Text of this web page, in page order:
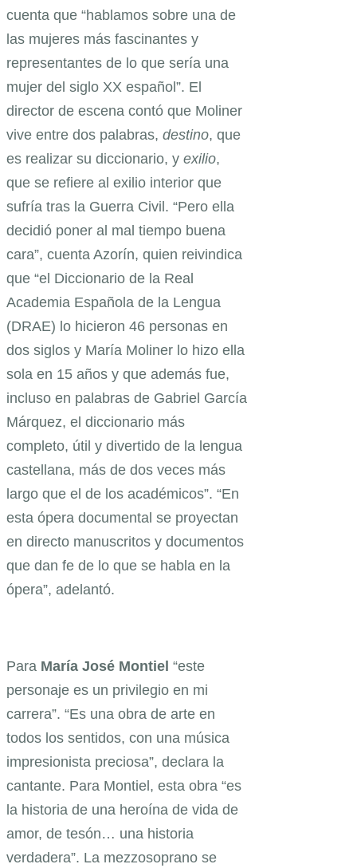
cuenta que “hablamos sobre una de
las mujeres más fascinantes y
representantes de lo que sería una
mujer del siglo XX español”. El
director de escena contó que Moliner
vive entre dos palabras, destino, que
es realizar su diccionario, y exilio,
que se refiere al exilio interior que
sufría tras la Guerra Civil. “Pero ella
decidió poner al mal tiempo buena
cara”, cuenta Azorín, quien reivindica
que “el Diccionario de la Real
Academia Española de la Lengua
(DRAE) lo hicieron 46 personas en
dos siglos y María Moliner lo hizo ella
sola en 15 años y que además fue,
incluso en palabras de Gabriel García
Márquez, el diccionario más
completo, útil y divertido de la lengua
castellana, más de dos veces más
largo que el de los académicos”. “En
esta ópera documental se proyectan
en directo manuscritos y documentos
que dan fe de lo que se habla en la
ópera”, adelantó.
Para María José Montiel “este
personaje es un privilegio en mi
carrera”. “Es una obra de arte en
todos los sentidos, con una música
impresionista preciosa”, declara la
cantante. Para Montiel, esta obra “es
la historia de una heroína de vida de
amor, de tesón… una historia
verdadera”. La mezzosoprano se